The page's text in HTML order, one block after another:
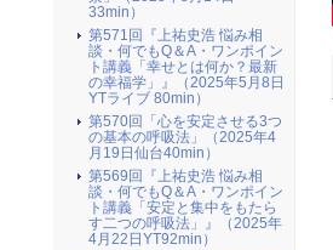
33min）
第571回『上祐史浩 悩み相
談・何でもQ＆A・ワンポイン
ト講義「幸せとは何か？最新
の幸福学」』（2025年5月8日
YTライブ 80min）
第570回「心を安定させる3つ
の基本の呼吸法」（2025年4
月19日仙台40min）
第569回『上祐史浩 悩み相
談・何でもQ＆A・ワンポイン
ト講義「安定と集中をもたら
す二つの呼吸法」』（2025年
4月22日YT92min）